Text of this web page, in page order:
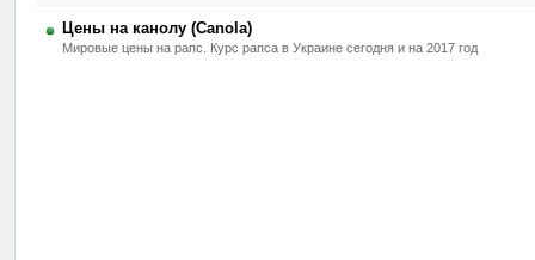
Цены на канолу (Canola)
Мировые цены на рапс. Курс рапса в Украине сегодня и на 2017 год